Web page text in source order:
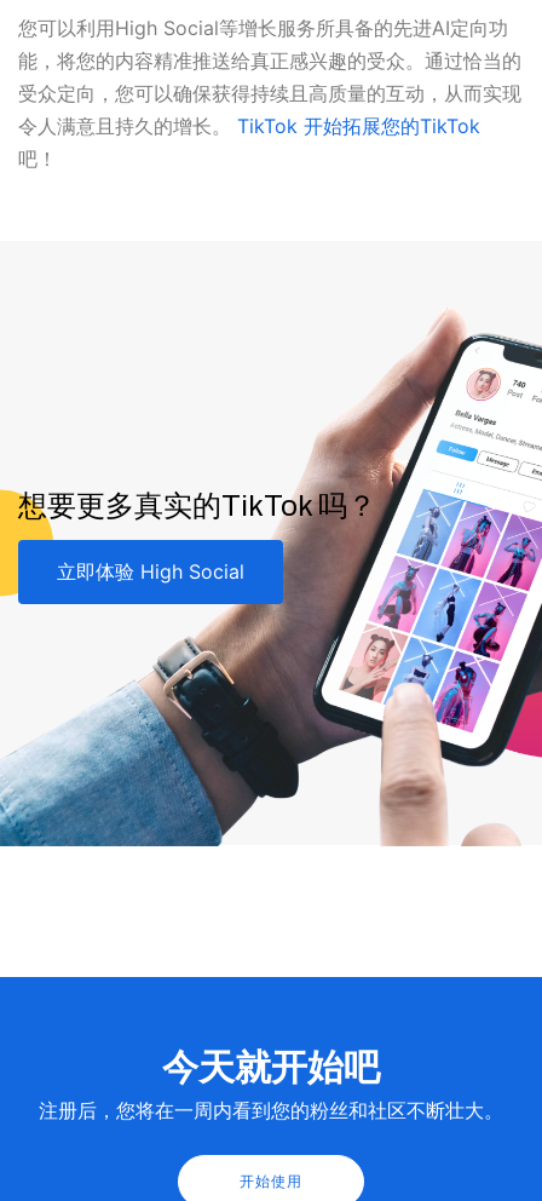
您可以利用High Social等增长服务所具备的先进AI定向功
能，将您的内容精准推送给真正感兴趣的受众。通过恰当的
受众定向，您可以确保获得持续且高质量的互动，从而实现
令人满意且持久的增长。
TikTok 开始拓展您的TikTok
吧！
想要更多真实的TikTok 吗？
立即体验 High Social
今天就开始吧
注册后，您将在一周内看到您的粉丝和社区不断壮大。
开始使用